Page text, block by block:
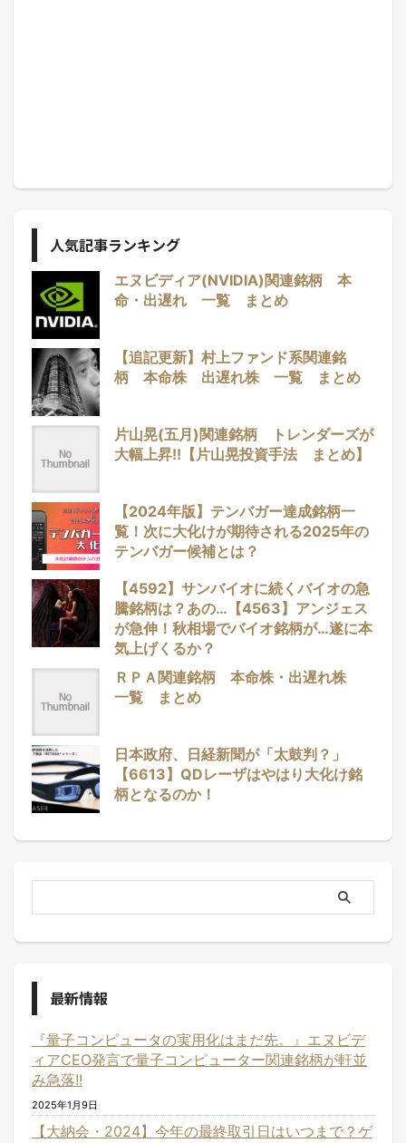
人気記事ランキング
エヌビディア(NVIDIA)関連銘柄 本
命・出遅れ 一覧 まとめ
【追記更新】村上ファンド系関連銘
柄 本命株 出遅れ株 一覧 まとめ
片山晃(五月)関連銘柄 トレンダーズが
大幅上昇!!【片山晃投資手法 まとめ】
【2024年版】テンバガー達成銘柄一
覧！次に大化けが期待される2025年の
テンバガー候補とは？
【4592】サンバイオに続くバイオの急
騰銘柄は？あの…【4563】アンジェス
が急伸！秋相場でバイオ銘柄が…遂に本
気上げくるか？
ＲＰＡ関連銘柄 本命株・出遅れ株
一覧 まとめ
日本政府、日経新聞が「太鼓判？」
【6613】QDレーザはやはり大化け銘
柄となるのか！
最新情報
『量子コンピュータの実用化はまだ先。』エヌビデ
ィアCEO発言で量子コンピューター関連銘柄が軒並
み急落!!
2025年1月9日
【大納会・2024】今年の最終取引日はいつまで？ゲ